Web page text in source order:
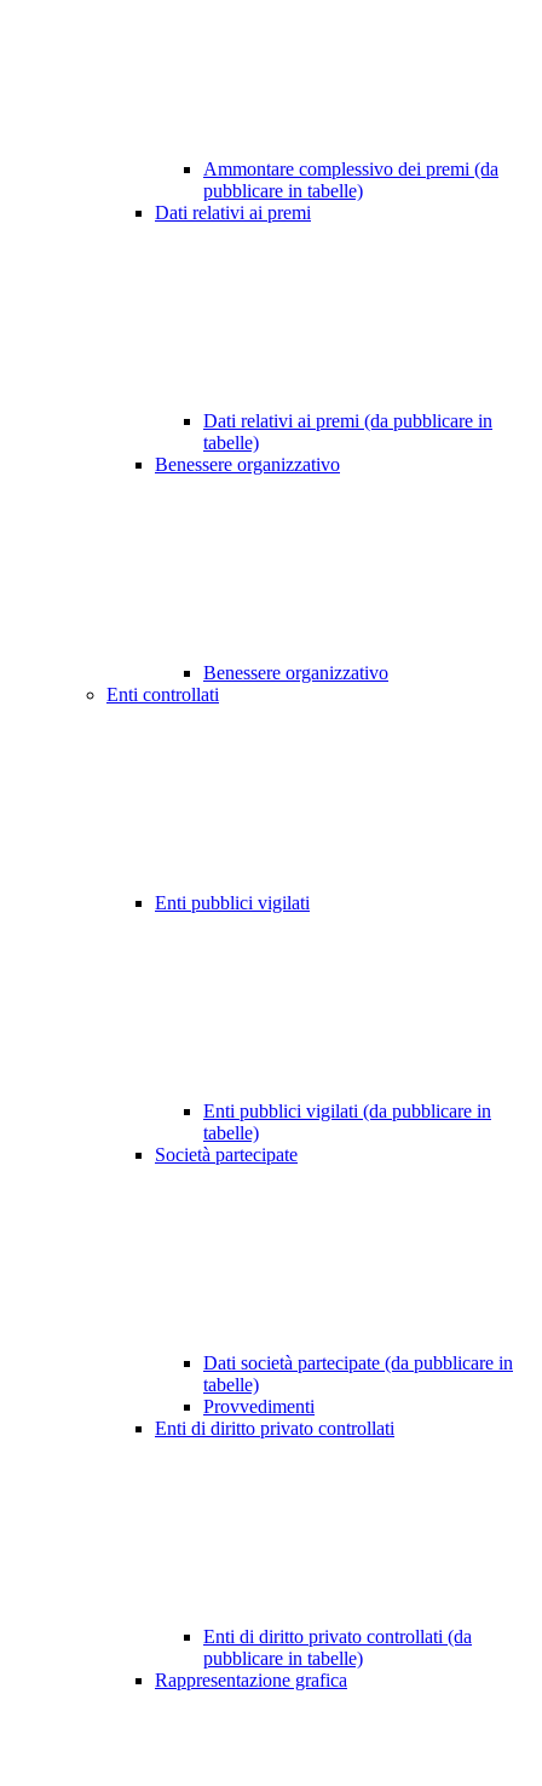
Ammontare complessivo dei premi (da
pubblicare in tabelle)
Dati relativi ai premi
Dati relativi ai premi (da pubblicare in
tabelle)
Benessere organizzativo
Benessere organizzativo
Enti controllati
Enti pubblici vigilati
Enti pubblici vigilati (da pubblicare in
tabelle)
Società partecipate
Dati società partecipate (da pubblicare in
tabelle)
Provvedimenti
Enti di diritto privato controllati
Enti di diritto privato controllati (da
pubblicare in tabelle)
Rappresentazione grafica